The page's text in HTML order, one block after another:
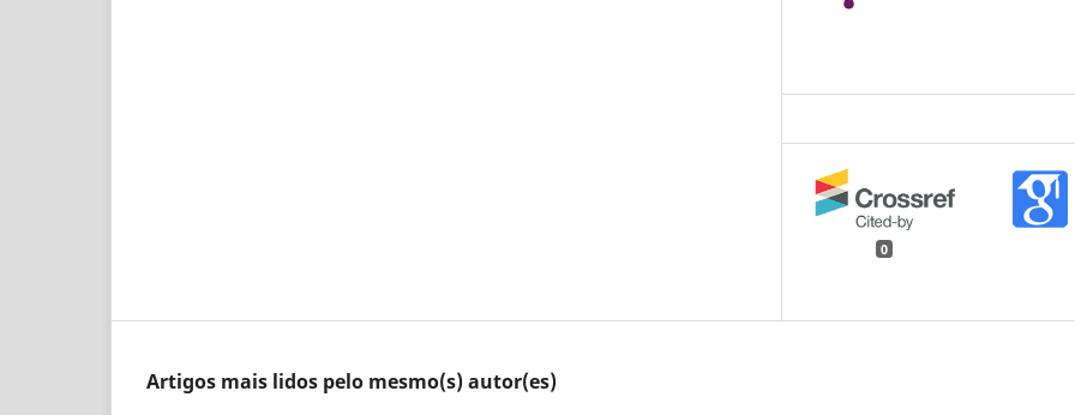
0
Artigos mais lidos pelo mesmo(s) autor(es)